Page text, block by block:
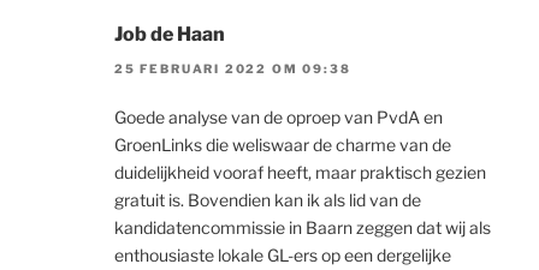
Job de Haan
25 FEBRUARI 2022 OM 09:38
Goede analyse van de oproep van PvdA en
GroenLinks die weliswaar de charme van de
duidelijkheid vooraf heeft, maar praktisch gezien
gratuit is. Bovendien kan ik als lid van de
kandidatencommissie in Baarn zeggen dat wij als
enthousiaste lokale GL-ers op een dergelijke